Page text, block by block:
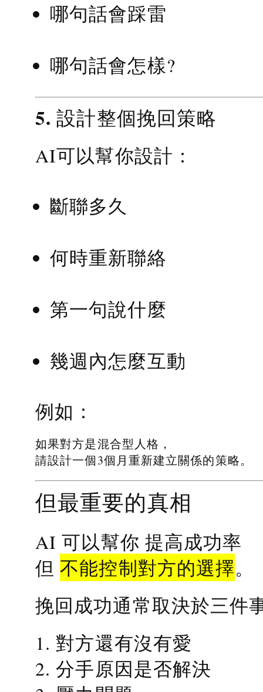
哪句話會踩雷
哪句話會怎樣?
5. 設計整個挽回策略
AI可以幫你設計：
斷聯多久
何時重新聯絡
第一句說什麼
幾週內怎麼互動
例如：
如果對方是混合型人格，
請設計一個3個月重新建立關係的策略。
但最重要的真相
AI 可以幫你 提高成功率
但不能控制對方的選擇。
挽回成功通常取決於三件
1. 對方還有沒有愛
2. 分手原因是否解決